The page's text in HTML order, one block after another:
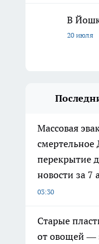
В
20 июля
Массовая
смертельное
перекрытие
новости за 7
03:30
Старые
от овощей —